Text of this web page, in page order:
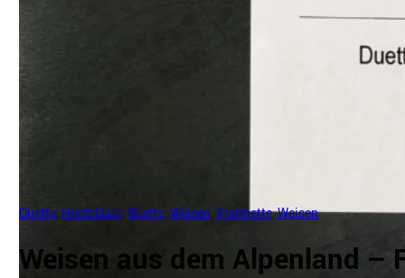
Duette Holzbläser, Duette ,Weisen Klarinette,Weisen
Weisen aus dem Alpenland –